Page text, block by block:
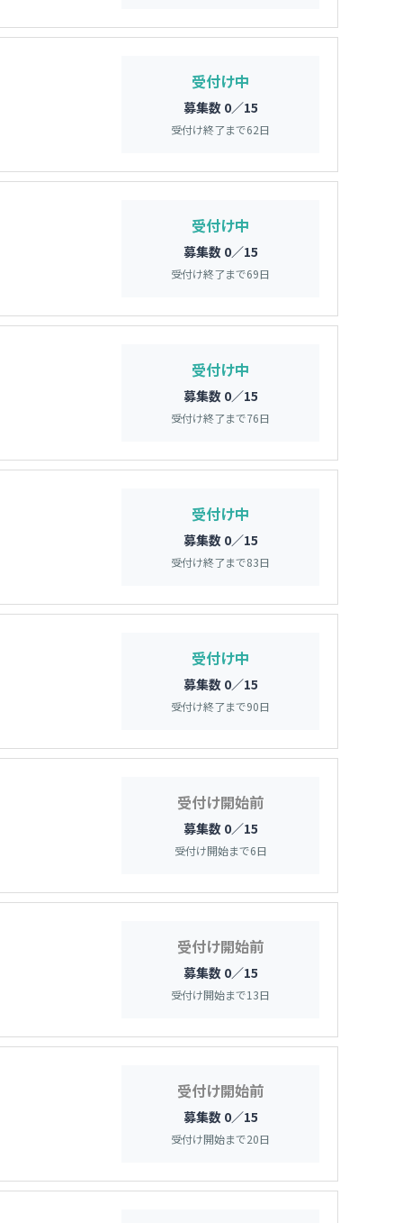
受付け中
募集数 0／15
受付け終了まで62日
受付け中
募集数 0／15
受付け終了まで69日
受付け中
募集数 0／15
受付け終了まで76日
受付け中
募集数 0／15
受付け終了まで83日
受付け中
募集数 0／15
受付け終了まで90日
受付け開始前
募集数 0／15
受付け開始まで6日
受付け開始前
募集数 0／15
受付け開始まで13日
受付け開始前
募集数 0／15
受付け開始まで20日